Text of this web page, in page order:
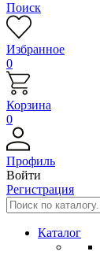
Поиск
Избранное
0
Корзина
0
Профиль
Войти
Регистрация
Каталог